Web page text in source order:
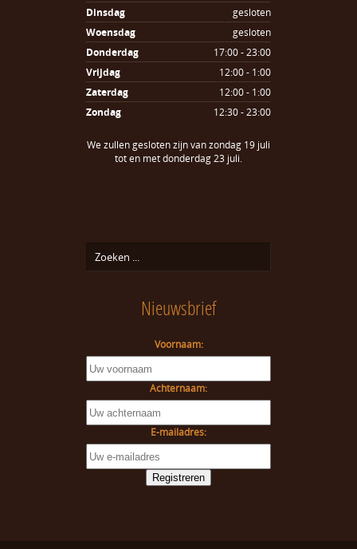
Dinsdag
gesloten
Woensdag
gesloten
Donderdag
17:00 - 23:00
Vrijdag
12:00 - 1:00
Zaterdag
12:00 - 1:00
Zondag
12:30 - 23:00
We zullen gesloten zijn van zondag 19 juli
tot en met donderdag 23 juli.
Nieuwsbrief
Voornaam:
Achternaam:
E-mailadres: